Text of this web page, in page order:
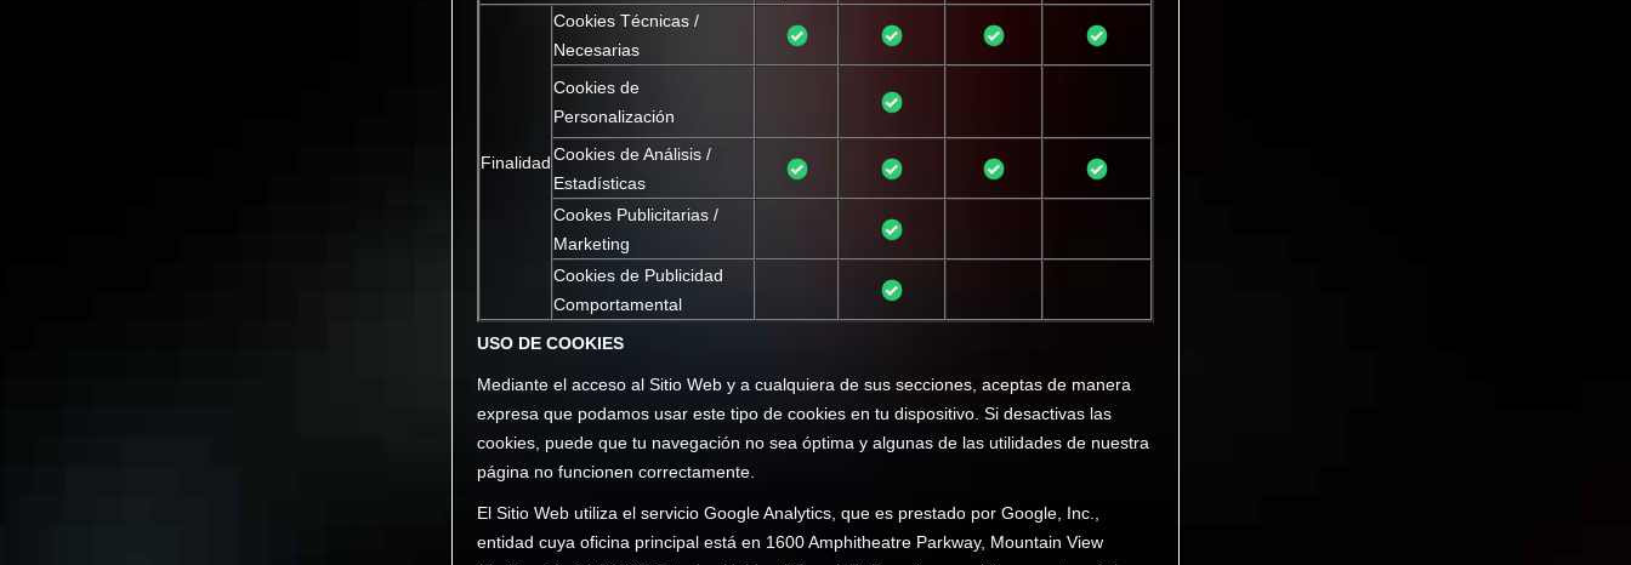
Finalidad
Cookies Técnicas /
Necesarias
Cookies de
Personalización
Cookies de Análisis /
Estadísticas
Cookes Publicitarias /
Marketing
Cookies de Publicidad
Comportamental
USO DE COOKIES
Mediante el acceso al Sitio Web y a cualquiera de sus secciones, aceptas de manera
expresa que podamos usar este tipo de cookies en tu dispositivo. Si desactivas las
cookies, puede que tu navegación no sea óptima y algunas de las utilidades de nuestra
página no funcionen correctamente.
El Sitio Web utiliza el servicio Google Analytics, que es prestado por Google, Inc.,
entidad cuya oficina principal está en 1600 Amphitheatre Parkway, Mountain View